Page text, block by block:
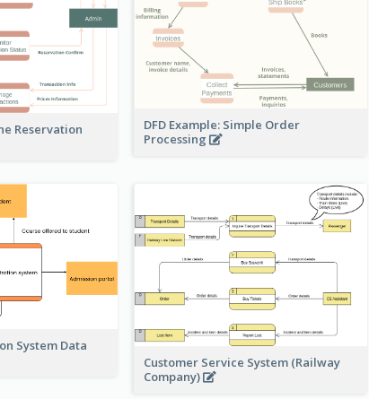
Reservation
DFD Example: Simple Order
Processing
System Data
Customer Service System (Railway
Company)